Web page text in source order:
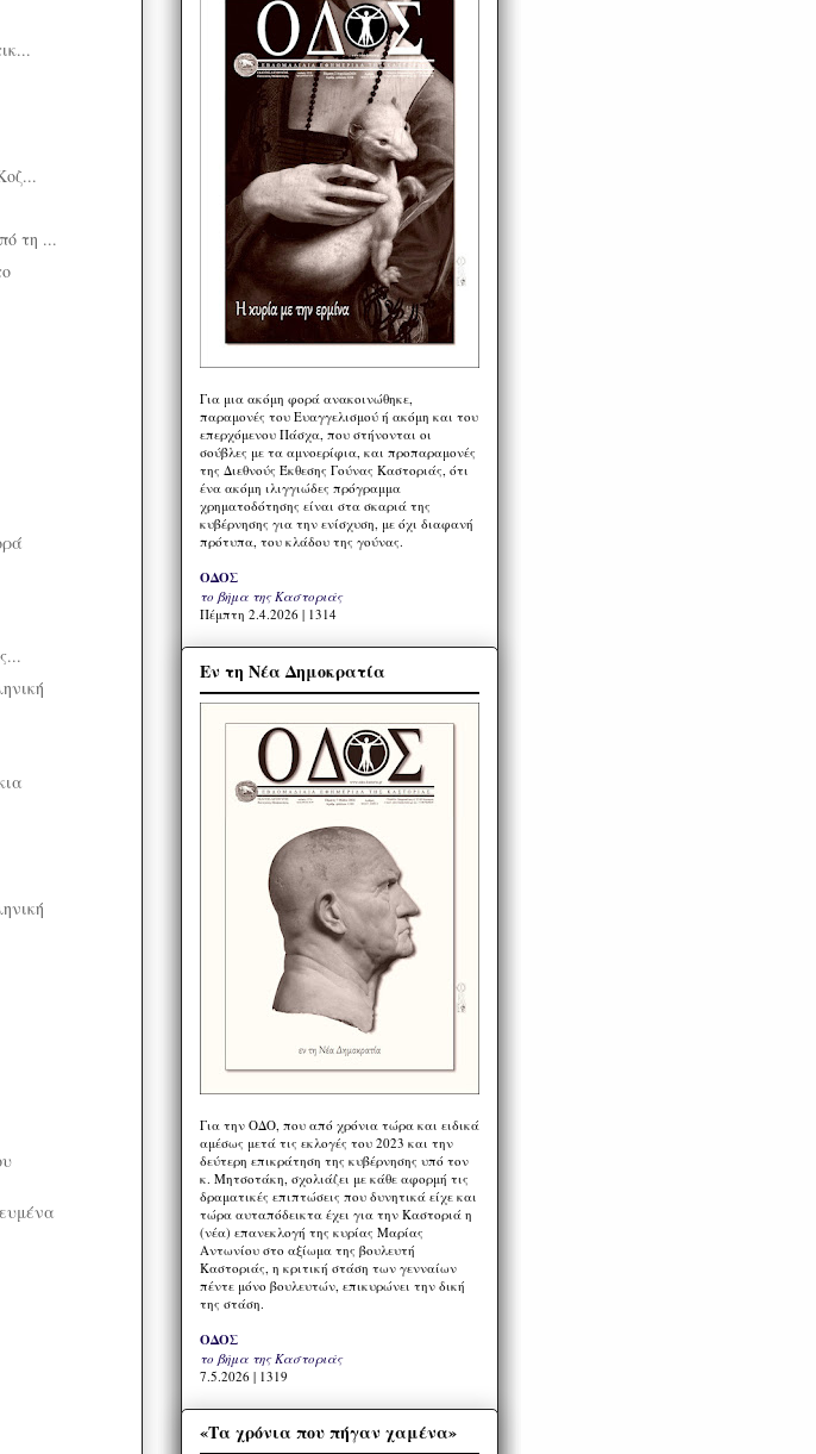
τη ...
Για μια ακόμη φορά ανακοινώθηκε,
παραμονές του Ευαγγελισμού ή ακόμη και του
επερχόμενου Πάσχα, που στήνονται οι
σούβλες με τα αμνοερίφια, και προπαραμονές
της Διεθνούς Έκθεσης Γούνας Καστοριάς, ότι
ένα ακόμη ιλιγγιώδες πρόγραμμα
χρηματοδότησης είναι στα σκαριά της
κυβέρνησης για την ενίσχυση, με όχι διαφανή
πρότυπα, του κλάδου της γούνας.
ΟΔΟΣ
το βήμα της Καστοριάς
Πέμπτη 2.4.2026 | 1314
Εν τη Νέα Δημοκρατία
Για την ΟΔΟ, που από χρόνια τώρα και ειδικά
αμέσως μετά τις εκλογές του 2023 και την
δεύτερη επικράτηση της κυβέρνησης υπό τον
κ. Μητσοτάκη, σχολιάζει με κάθε αφορμή τις
δραματικές επιπτώσεις που δυνητικά είχε και
τώρα αυταπόδεικτα έχει για την Καστοριά η
(νέα) επανεκλογή της κυρίας Μαρίας
Αντωνίου στο αξίωμα της βουλευτή
Καστοριάς, η κριτική στάση των γενναίων
πέντε μόνο βουλευτών, επικυρώνει την δική
της στάση.
ΟΔΟΣ
το βήμα της Καστοριάς
7.5.2026 | 1319
«Τα χρόνια που πήγαν χαμένα»